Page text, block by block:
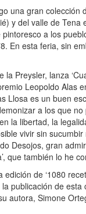
una gran
y del valle de Tena
a los
En esta feria, sin
la Preysler, lanza
Leopoldo
Llosa es un buen
a los que
la libertad, la
vivir sin
Desojos, gran
que también lo he
de ‘1080
publicación de
autora, Simone